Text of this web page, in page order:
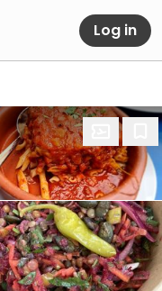
Log in